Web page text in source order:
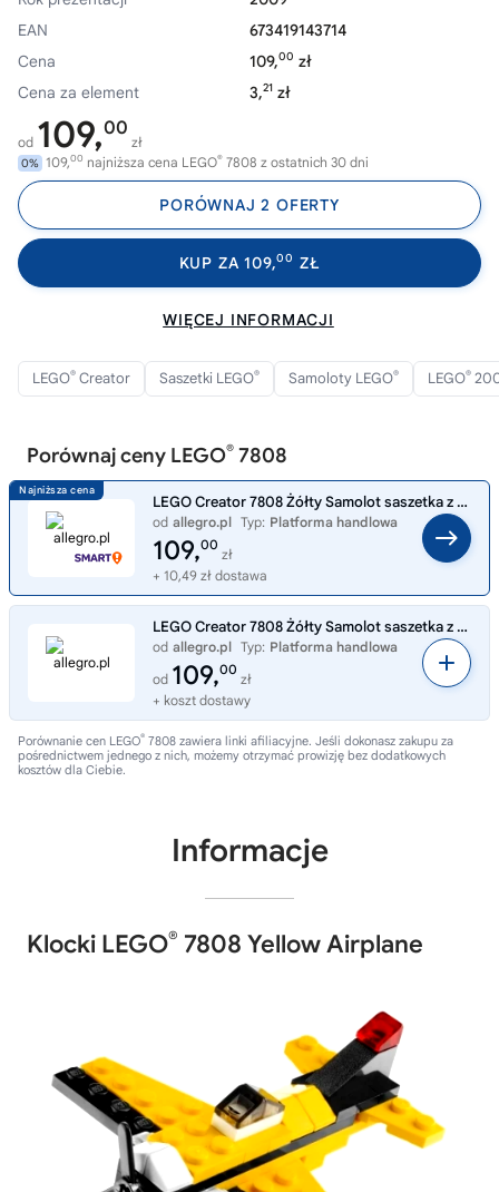
EAN
673419143714
Cena
109,00 zł
Cena za element
3,21 zł
od 109,00
zł
0% 109,00 najniższa cena LEGO® 7808 z ostatnich 30 dni
PORÓWNAJ 2 OFERTY
KUP ZA 109,00 ZŁ
WIĘCEJ INFORMACJI
LEGO® Creator Saszetki LEGO® Samoloty LEGO® LEGO®
Porównaj ceny LEGO® 7808
LEGO Creator 7808 Żółty Samolot saszetka z klockami unikat model wycofany
od allegro.pl Typ: Platforma handlowa
109,00
zł
+ 10,49 zł dostawa
LEGO Creator 7808 Żółty Samolot saszetka z klockami unikat model wycofany
od allegro.pl Typ: Platforma handlowa
od 109,00
zł
+ koszt dostawy
Porównanie cen LEGO® 7808 zawiera linki afiliacyjne. Jeśli dokonasz zakupu za
pośrednictwem jednego z nich, możemy otrzymać prowizję bez dodatkowych
kosztów dla Ciebie.
Informacje
Klocki LEGO® 7808 Yellow Airplane